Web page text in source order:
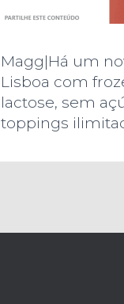
Magg|Há um
Lisboa com
lactose, sem
toppings